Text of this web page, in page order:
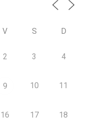
V S D
2 3 4
9 10 11
16 17 18